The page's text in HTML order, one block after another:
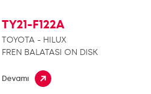
TY21-F122A
TOYOTA - HILUX
FREN BALATASI ON DISK
Devamı